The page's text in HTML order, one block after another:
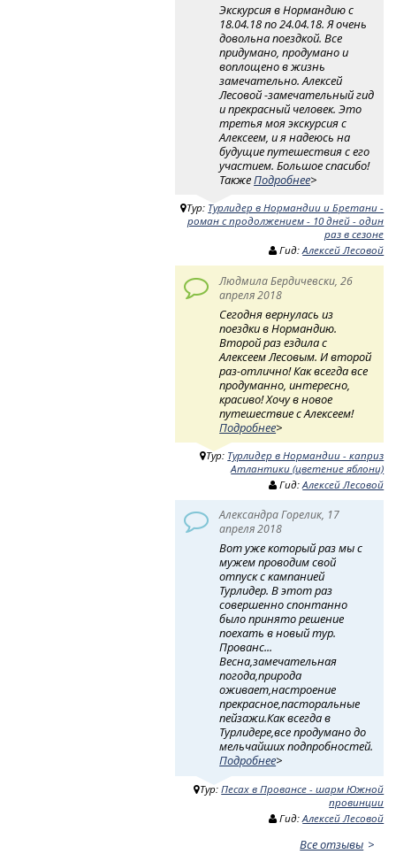
Экскурсия в Нормандию с
18.04.18 по 24.04.18. Я очень
довольна поездкой. Все
придумано, продумано и
воплощено в жизнь
замечательно. Алексей
Лесовой -замечательный гид
и прекрасный человек. Это
третья моя экскурсия с
Алексеем, и я надеюсь на
будущие путешествия с его
участием. Большое спасибо!
ТакжеПодробнее>
Тур: Турлидер в Нормандии и Бретани -
роман с продолжением - 10 дней - один
раз в сезоне
Гид:Алексей Лесовой
Людмила Бердичевски, 26
апреля 2018
Сегодня вернулась из
поездки в Нормандию.
Второй раз ездила с
Алексеем Лесовым. И второй
раз-отлично! Как всегда все
продуманно, интересно,
красиво! Хочу в новое
путешествие с Алексеем!
Подробнее>
Тур: Турлидер в Нормандии - каприз
Атлантики (цветение яблони)
Гид:Алексей Лесовой
Александра Горелик, 17
апреля 2018
Вот уже который раз мы с
мужем проводим свой
отпуск с кампанией
Турлидер. В этот раз
совершенно спонтанно
было принято решение
поехать в новый тур.
Прованс...
Весна,замечательная
погода,природа
оживает,настроение
прекрасное,пасторальные
пейзажи.Как всегда в
Турлидере,все продумано до
мельчайших подпробностей.
Подробнее>
Тур:Песах в Провансе - шарм Южной
провинции
Гид:Алексей Лесовой
Все отзывы